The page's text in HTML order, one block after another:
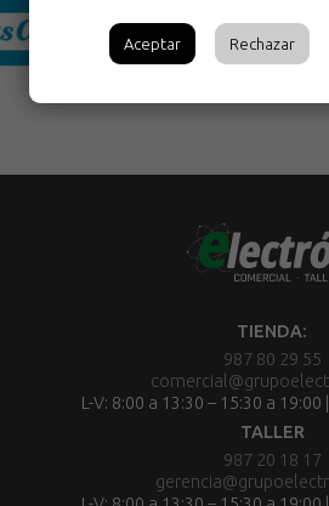
TIENDA:
987 80 29 55
L-V: 8:00 a 13:30 – 15:30 a
TALLER
987 20 18 17
Aceptar Rechazar